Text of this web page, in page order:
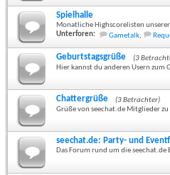
Spielhalle
Monatliche Highscorelisten
Unterforen:
Gametalk,
Geburtstagsgrüße
(3
Hier kannst du anderen Usern zum
Chattergrüße
(3 Betrachter)
Grüße von seechat.de Mitglieder zu
seechat.de: Party- und
Das Forum rund um die seechat.de